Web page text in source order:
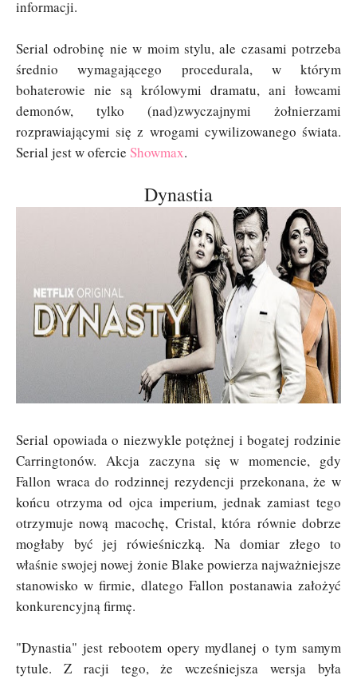
informacji.
Serial odrobinę nie w moim stylu, ale czasami potrzeba
średnio wymagającego procedurala, w którym
bohaterowie nie są królowymi dramatu, ani łowcami
demonów, tylko (nad)zwyczajnymi żołnierzami
rozprawiającymi się z wrogami cywilizowanego świata.
Serial jest w ofercie Showmax.
Dynastia
Serial opowiada o niezwykle potężnej i bogatej rodzinie
Carringtonów. Akcja zaczyna się w momencie, gdy
Fallon wraca do rodzinnej rezydencji przekonana, że w
końcu otrzyma od ojca imperium, jednak zamiast tego
otrzymuje nową macochę, Cristal, która równie dobrze
mogłaby być jej rówieśniczką. Na domiar złego to
właśnie swojej nowej żonie Blake powierza najważniejsze
stanowisko w firmie, dlatego Fallon postanawia założyć
konkurencyjną firmę.
"Dynastia" jest rebootem opery mydlanej o tym samym
tytule. Z racji tego, że wcześniejsza wersja była